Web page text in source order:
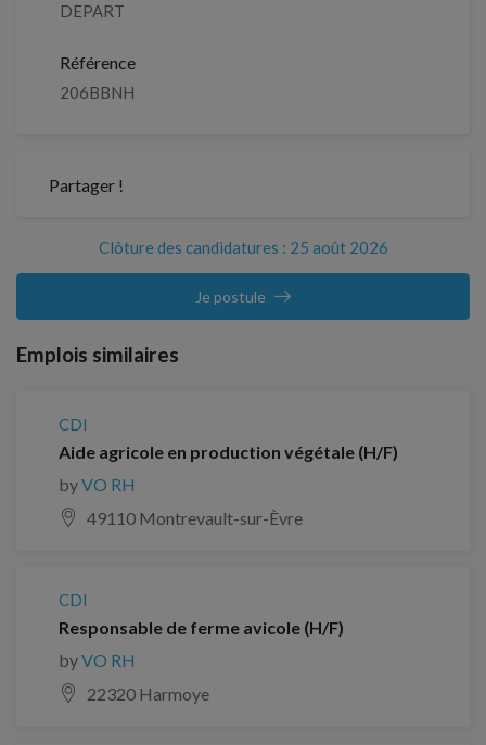
DEPART
Référence
206BBNH
Partager !
Clôture des candidatures : 25 août 2026
Je postule
Emplois similaires
CDI
Aide agricole en production végétale (H/F)
byVO RH
49110 Montrevault-sur-Èvre
CDI
Responsable de ferme avicole (H/F)
byVO RH
22320 Harmoye